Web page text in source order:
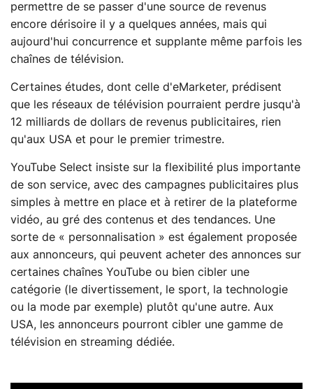
permettre de se passer d'une source de revenus
encore dérisoire il y a quelques années, mais qui
aujourd'hui concurrence et supplante même parfois les
chaînes de télévision.
Certaines études, dont celle d'eMarketer, prédisent
que les réseaux de télévision pourraient perdre jusqu'à
12 milliards de dollars de revenus publicitaires, rien
qu'aux USA et pour le premier trimestre.
YouTube Select insiste sur la flexibilité plus importante
de son service, avec des campagnes publicitaires plus
simples à mettre en place et à retirer de la plateforme
vidéo, au gré des contenus et des tendances. Une
sorte de « personnalisation » est également proposée
aux annonceurs, qui peuvent acheter des annonces sur
certaines chaînes YouTube ou bien cibler une
catégorie (le divertissement, le sport, la technologie
ou la mode par exemple) plutôt qu'une autre. Aux
USA, les annonceurs pourront cibler une gamme de
télévision en streaming dédiée.